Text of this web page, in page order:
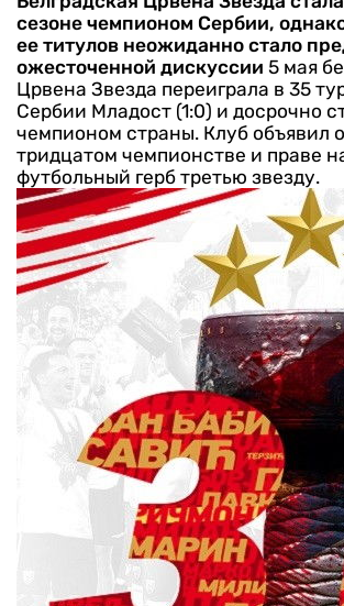
сезоне чемпионом Сербии,
ее титулов неожиданно стало
ожесточенной дискуссии 5 мая
Црвена Звезда переиграла в 35
Сербии Младост (1:0) и досрочно
чемпионом страны. Клуб объявил
тридцатом чемпионстве и праве
футбольный герб третью звезду.